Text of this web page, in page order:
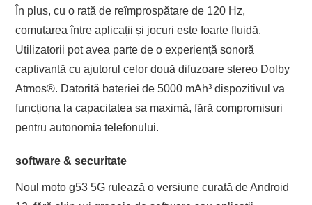
În plus, cu o rată de reîmprospătare de 120 Hz,
comutarea între aplicații și jocuri este foarte fluidă.
Utilizatorii pot avea parte de o experiență sonoră
captivantă cu ajutorul celor două difuzoare stereo Dolby
Atmos®. Datorită bateriei de 5000 mAh³ dispozitivul va
funcționa la capacitatea sa maximă, fără compromisuri
pentru autonomia telefonului.
software & securitate
Noul moto g53 5G rulează o versiune curată de Android